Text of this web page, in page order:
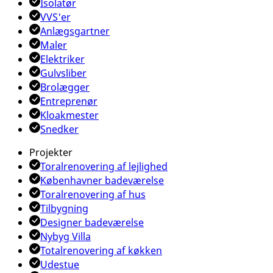
Isolatør
VVS'er
Anlægsgartner
Maler
Elektriker
Gulvsliber
Brolægger
Entreprenør
Kloakmester
Snedker
Projekter
Toralrenovering af lejlighed
Københavner badeværelse
Toralrenovering af hus
Tilbygning
Designer badeværelse
Nybyg Villa
Totalrenovering af køkken
Udestue